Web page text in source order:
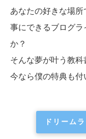
あなたの好きな場
事にできるブログラ
か？
そんな夢が叶う教科
今なら僕の特典も付
ドリーム